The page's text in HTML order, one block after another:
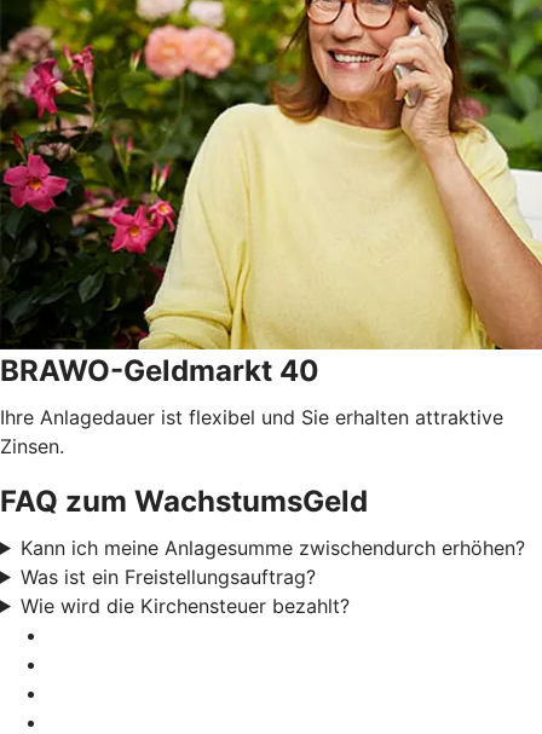
BRAWO-Geldmarkt 40
Ihre Anlagedauer ist flexibel und Sie erhalten attraktive
Zinsen.
FAQ zum WachstumsGeld
Kann ich meine Anlagesumme zwischendurch erhöhen?
Was ist ein Freistellungsauftrag?
Wie wird die Kirchensteuer bezahlt?